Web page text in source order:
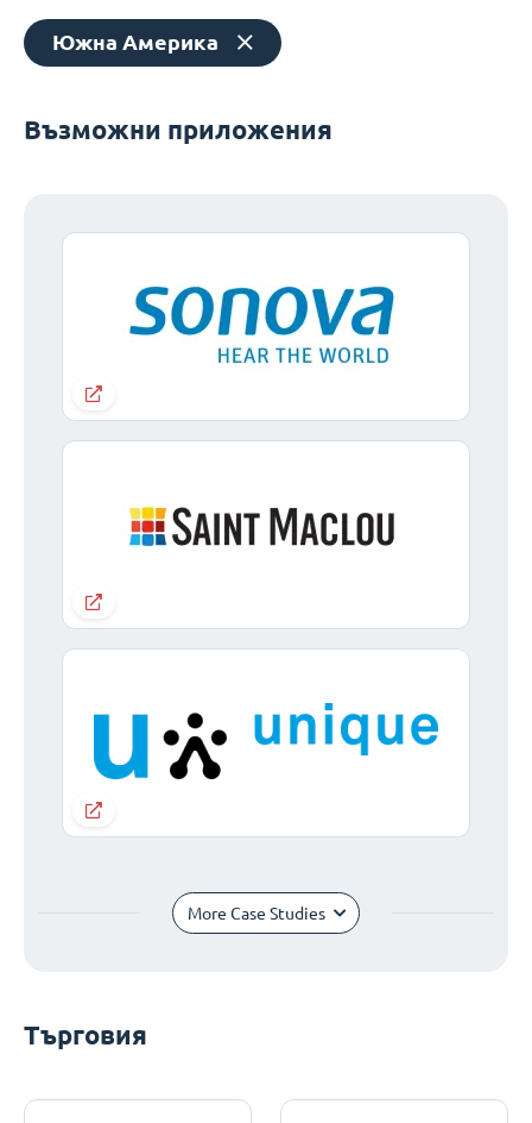
Южна Америка
Възможни приложения
More Case Studies
Търговия